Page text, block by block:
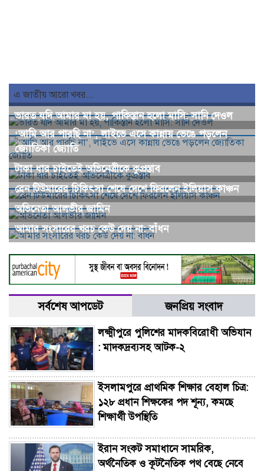
এ জাতীয় আরো খবর...
ভারত যদি আমার মা হয়, পাকিস্তান হলো মাসি: সানি দেওল
‘আমি আর পারছি না’, লাইভে এসে কান্নায় ভেঙে পড়লেন
জ্যোতিকা জ্যোতি
টাকা ধার চাইতেই অভিনেত্রীকে কুপ্রস্তাব
ব্রেন টিউমারের চিকিৎসা শেষে দেশে ফিরলেন ইলিয়াস কাঞ্চন
অভিনেতা আলভীর জামিন
আমার সংসারের খরচ কেউ দেয় না: বাঁধন
সর্বশেষ আপডেট জনপ্রিয় সংবাদ
লক্ষ্মীপুরে পুলিশের মাদকবিরোধী অভিযান
: মাদকদ্রব্যসহ আটক-২
ইসলামপুরে প্রাথমিক শিক্ষার বেহাল চিত্র:
১২৮ প্রধান শিক্ষকের পদ শূন্য, কমছে
শিক্ষার্থী উপস্থিতি
ইরান সংকট সমাধানে সামরিক,
অর্থনৈতিক ও কূটনৈতিক পথ বেছে নেবে